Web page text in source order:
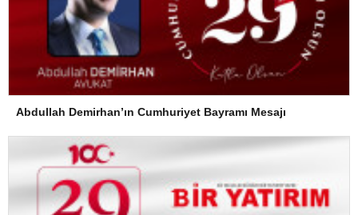
Abdullah Demirhan’ın Cumhuriyet Bayramı Mesajı